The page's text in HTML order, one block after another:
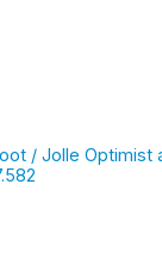
/ Jolle Optimist